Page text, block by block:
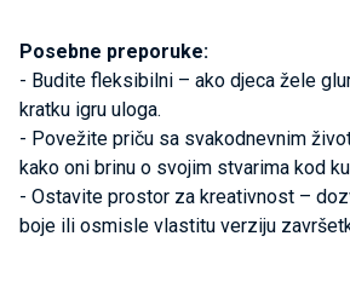
Posebne preporuke:
- Budite fleksibilni – ako djeca žele
kratku igru uloga.
- Povežite priču sa svakodnevnim
kako oni brinu o svojim stvarima kod
- Ostavite prostor za kreativnost –
boje ili osmisle vlastitu verziju